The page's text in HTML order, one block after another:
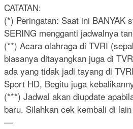
CATATAN:
(*) Peringatan: Saat ini BANYAK
SERING mengganti jadwalnya
(**) Acara olahraga di TVRI
biasanya ditayangkan juga di
ada yang tidak jadi tayang di
Sport HD, Begitu juga
(***) Jadwal akan diupdate
baru. Silahkan cek kembali di
—